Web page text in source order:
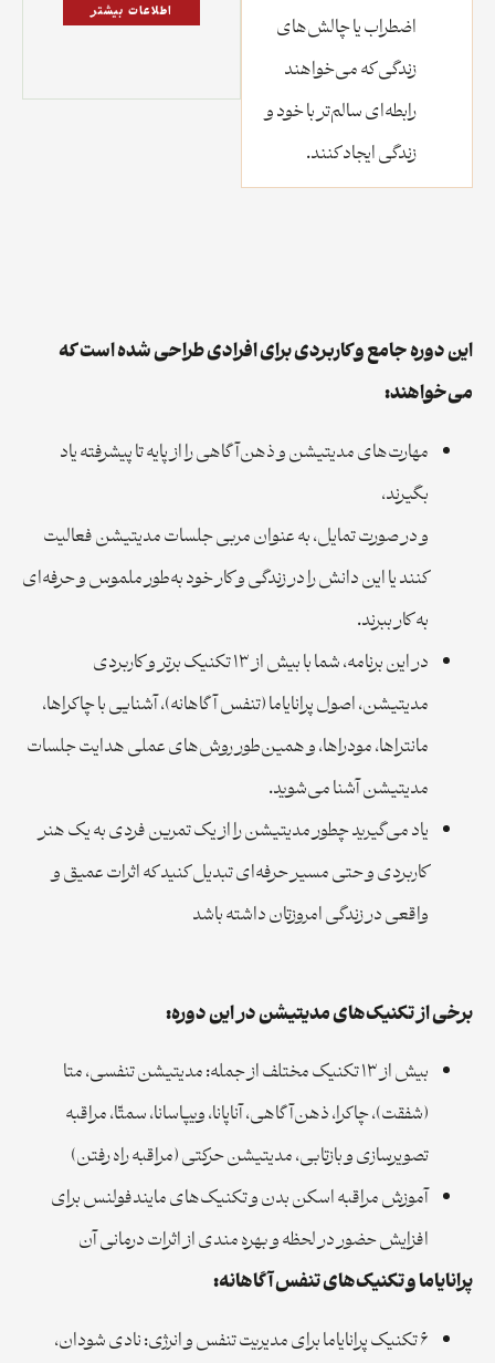
اطلاعات بیشتر
اضطراب یا چالش‌های
زندگی که می‌خواهند
رابطه‌ای سالم‌تر با خود و
زندگی ایجاد کنند.
این دوره جامع و کاربردی برای افرادی طراحی شده است که
می‌خواهند:
مهارت‌های مدیتیشن و ذهن‌آگاهی را از پایه تا پیشرفته یاد
بگیرند،
و در صورت تمایل، به عنوان مربی جلسات مدیتیشن فعالیت
کنند یا این دانش را در زندگی و کار خود به‌طور ملموس و حرفه‌ای
به کار ببرند.
در این برنامه، شما با بیش از ۱۳ تکنیک برتر و کاربردی
مدیتیشن، اصول پرانایاما (تنفس آگاهانه)، آشنایی با چاکراها،
مانتراها، مودراها، و همین‌طور روش‌های عملی هدایت جلسات
مدیتیشن آشنا می‌شوید.
یاد می‌گیرید چطور مدیتیشن را از یک تمرین فردی به یک هنر
کاربردی و حتی مسیر حرفه‌ای تبدیل کنید که اثرات عمیق و
واقعی در زندگی امروزتان داشته باشد
برخی از تکنیک‌های مدیتیشن در این دوره:
بیش از ۱۳ تکنیک مختلف از جمله: مدیتیشن تنفسی، متا
(شفقت)، چاکرا، ذهن‌آگاهی، آناپانا، ویپاسانا، سمتّا، مراقبه
تصویرسازی و بازتابی، مدیتیشن حرکتی (مراقبه راه رفتن)
آموزش مراقبه اسکن بدن و تکنیک‌های مایندفولنس برای
افزایش حضور در لحظه و بهره مندی از اثرات درمانی آن
پرانایاما و تکنیک‌های تنفس آگاهانه:
۶ تکنیک پرانایاما برای مدیریت تنفس و انرژی: نادی شودان،